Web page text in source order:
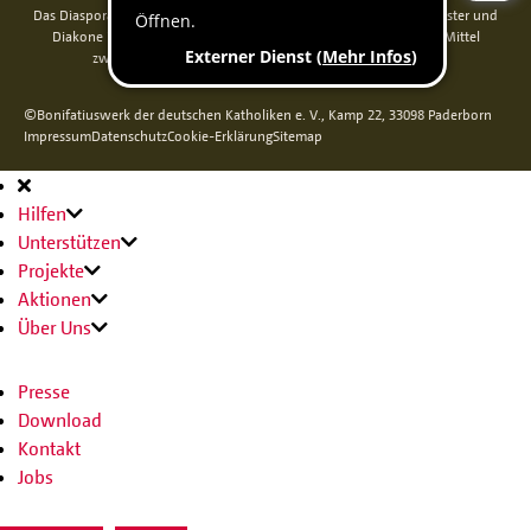
Das Diaspora-Kommissariat der deutschen Bischöfe unterstützt Priester und
Diakone in Nord-, Mittel- und Osteuropa. Seit 2014 werden die Mittel
zweckgebunden über das Bonifatiuswerk weitergeleitet.
©Bonifatiuswerk der deutschen Katholiken e. V., Kamp 22, 33098 Paderborn
ImpressumDatenschutzCookie-ErklärungSitemap
Hauptnavigation
Hilfen
Unterstützen
Projekte
Aktionen
Über Uns
Presse
Download
Kontakt
Jobs